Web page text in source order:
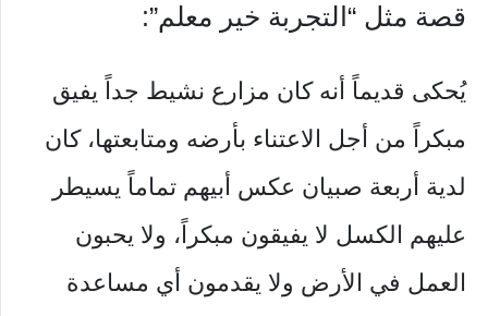
قصة مثل “التجربة خير معلم”:
يُحكى قديماً أنه كان مزارع نشيط جداً يفيق
مبكراً من أجل الاعتناء بأرضه ومتابعتها، كان
لدية أربعة صبيان عكس أبيهم تماماً يسيطر
عليهم الكسل لا يفيقون مبكراً، ولا يحبون
العمل في الأرض ولا يقدمون أي مساعدة